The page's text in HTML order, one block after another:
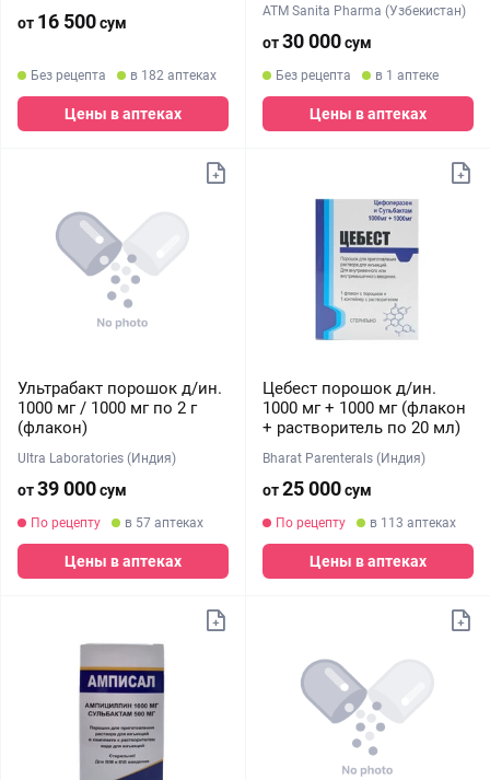
от 16 500сум
Без рецепта в 182 аптеках
Цены в аптеках
ATM Sanita Pharma (Узбекистан)
от30 000сум
Без рецепта в 1 аптеке
Цены в аптеках
Ультрабакт порошок д/ин.
1000 мг / 1000 мг по 2 г
(флакон)
Ultra Laboratories (Индия)
от39 000сум
По рецепту в 57 аптеках
Цены в аптеках
Цебест порошок д/ин.
1000 мг + 1000 мг (флакон
+ растворитель по 20 мл)
Bharat Parenterals (Индия)
от25 000сум
По рецепту в 113 аптеках
Цены в аптеках